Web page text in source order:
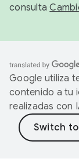
consulta
Google utiliza
contenido a tu
realizadas con